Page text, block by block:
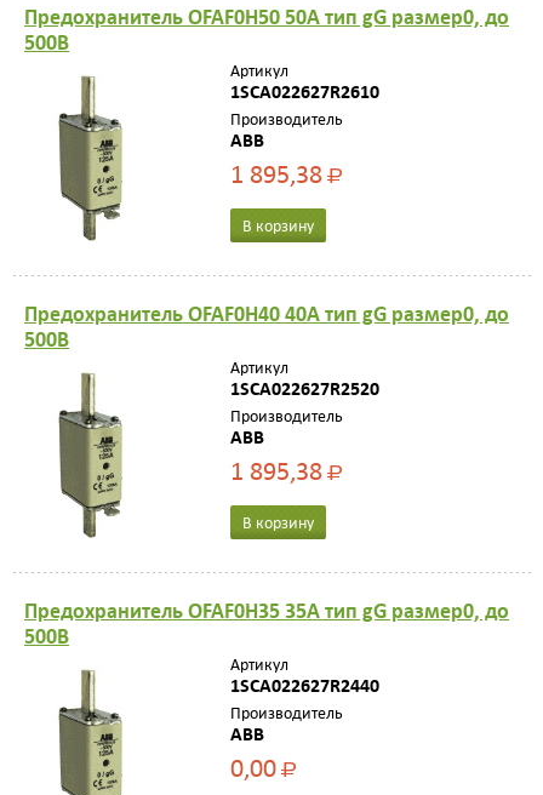
Предохранитель OFAF0H50 50A тип gG размер0, до
500В
Артикул
1SCA022627R2610
Производитель
ABB
1 895,38Р
В корзину
Предохранитель OFAF0H40 40A тип gG размер0, до
500В
Артикул
1SCA022627R2520
Производитель
ABB
1 895,38Р
В корзину
Предохранитель OFAF0H35 35A тип gG размер0, до
500В
Артикул
1SCA022627R2440
Производитель
ABB
0,00Р